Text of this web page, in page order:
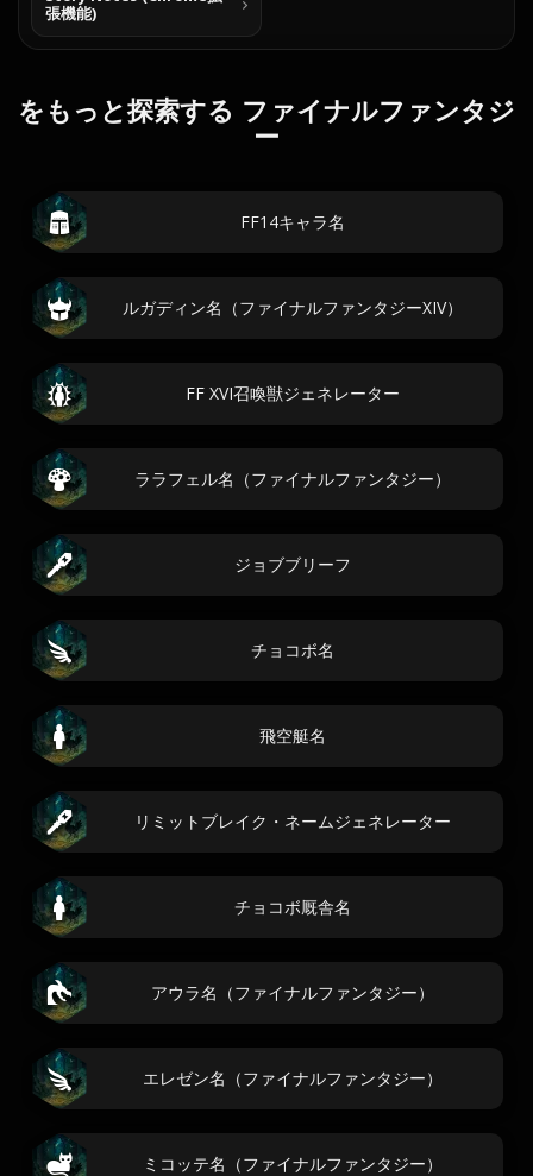
張機能)
をもっと探索する ファイナルファンタジ
ー
FF14キャラ名
ルガディン名（ファイナルファンタジーXIV）
FF XVI召喚獣ジェネレーター
ララフェル名（ファイナルファンタジー）
ジョブブリーフ
チョコボ名
飛空艇名
リミットブレイク・ネームジェネレーター
チョコボ厩舎名
アウラ名（ファイナルファンタジー）
エレゼン名（ファイナルファンタジー）
ミコッテ名（ファイナルファンタジー）